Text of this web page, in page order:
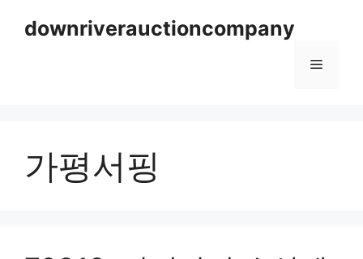
downriverauctioncompany
Menu
가평서핑